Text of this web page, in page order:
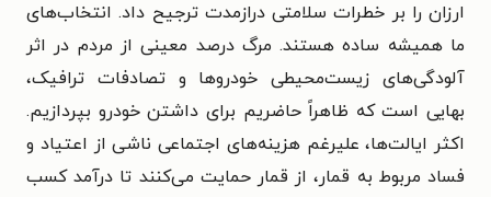
ارزان را بر خطرات سلامتی درازمدت ترجیح داد. انتخاب‌های
ما همیشه ساده هستند. مرگ درصد معینی از مردم در اثر
آلودگی‌های زیست‌محیطی خودروها و تصادفات ترافیک،
بهایی است که ظاهراً حاضریم برای داشتن خودرو بپردازیم.
اکثر ایالت‌ها، علیرغم هزینه‌های اجتماعی ناشی از اعتیاد و
فساد مربوط به قمار، از قمار حمایت می‌کنند تا درآمد کسب